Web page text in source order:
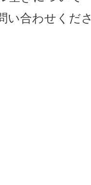
い合わせくださ